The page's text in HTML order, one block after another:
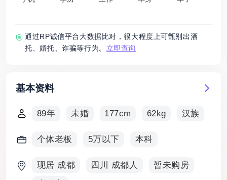
通过RP诚信平台大数据比对，很大程度上可甑别出酒
托、婚托、诈骗等行为。 立即查询
基本资料
89年 未婚 177cm 62kg 汉族
个体老板 5万以下 本科
现居 成都 四川 成都人
暂未购房